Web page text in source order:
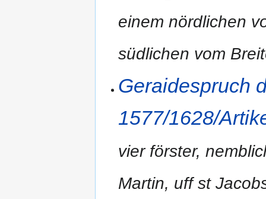
einem nördlichen
südlichen vom
Geraidespruch
1577/1628/
vier förster,
Martin, uff st